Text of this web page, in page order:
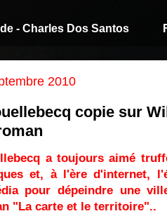
- Charles Dos Santos
2010
copie sur
a toujours aimé
et, à l'ère d'internet,
pour dépeindre une
"La carte et le territoire"..